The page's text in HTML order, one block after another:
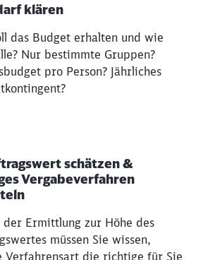
klären
das Budget erhalten und wie
Nur bestimmte Gruppen?
pro Person? Jährliches
schätzen &
Vergabeverfahren
der Ermittlung zur Höhe des
müssen Sie wissen,
Verfahrensart die richtige für Sie